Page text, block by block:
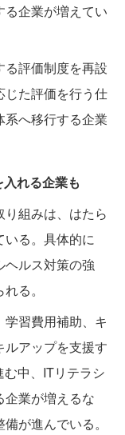
企業が増えてい
る評価制度を再設
じた評価を行う仕
へ移行する企業
れる企業も
組みは、はたら
いる。具体的に
ヘルス対策の強
る。
習費用補助、キ
ルアップを支援す
中、ITリテラシ
企業が増えるな
が進んでいる。